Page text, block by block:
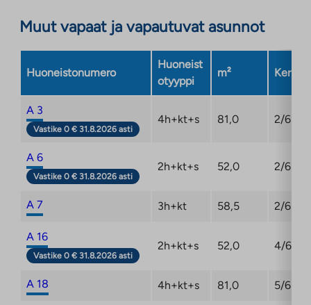
Muut vapaat ja vapautuvat asunnot
Huoneistonumero
Huoneist
otyyppi
m² Kerros
A 3
Vastike 0 € 31.8.2026 asti
4h+kt+s 81,0 2/6
A 6
Vastike 0 € 31.8.2026 asti
2h+kt+s 52,0 2/6
A 7 3h+kt 58,5 2/6
A 16
Vastike 0 € 31.8.2026 asti
2h+kt+s 52,0 4/6
A 18 4h+kt+s 81,0 5/6